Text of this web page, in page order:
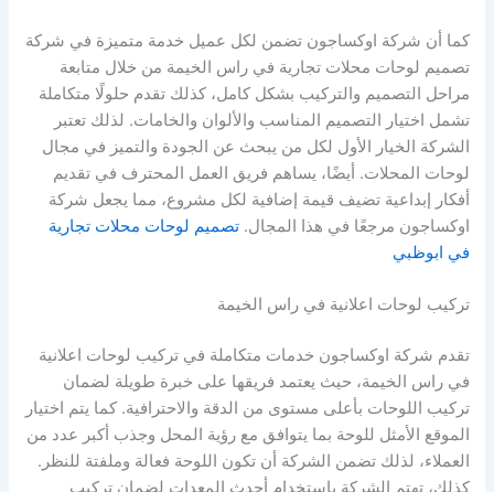
كما أن شركة اوكساجون تضمن لكل عميل خدمة متميزة في شركة
تصميم لوحات محلات تجارية في راس الخيمة من خلال متابعة
مراحل التصميم والتركيب بشكل كامل، كذلك تقدم حلولًا متكاملة
تشمل اختيار التصميم المناسب والألوان والخامات. لذلك تعتبر
الشركة الخيار الأول لكل من يبحث عن الجودة والتميز في مجال
لوحات المحلات. أيضًا، يساهم فريق العمل المحترف في تقديم
أفكار إبداعية تضيف قيمة إضافية لكل مشروع، مما يجعل شركة
اوكساجون مرجعًا في هذا المجال.تصميم لوحات محلات تجارية
في ابوظبي
تركيب لوحات اعلانية في راس الخيمة
تقدم شركة اوكساجون خدمات متكاملة في تركيب لوحات اعلانية
في راس الخيمة، حيث يعتمد فريقها على خبرة طويلة لضمان
تركيب اللوحات بأعلى مستوى من الدقة والاحترافية. كما يتم اختيار
الموقع الأمثل للوحة بما يتوافق مع رؤية المحل وجذب أكبر عدد من
العملاء، لذلك تضمن الشركة أن تكون اللوحة فعالة وملفتة للنظر.
كذلك، تهتم الشركة باستخدام أحدث المعدات لضمان تركيب